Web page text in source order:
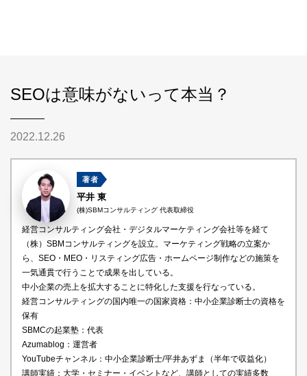
SEOは意味がないって本当？
2022.12.26
著者
平井 東
(株)SBMコンサルティング 代表取締役
経営コンサルティング会社・デジタルマーケティング会社等を経て
（株）SBMコンサルティングを設立。マーケティング戦略の立案か
ら、SEO・MEO・リスティング広告・ホームページ制作などの施策を
一気通貫で行うことで成果を出している。
中小企業の売上を拡大することに特化した支援を行なっている。
経営コンサルティングの国内唯一の国家資格：中小企業診断士の資格を
保有
SBMCの起業塾：代表
Azumablog：運営者
YouTubeチャンネル：中小企業診断士/平井あずま（半年で収益化）
講師実績：大学・セミナー・イベントなど、講師としての実績多数